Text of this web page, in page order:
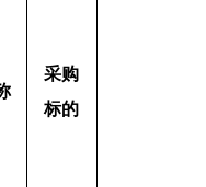
采购
标的